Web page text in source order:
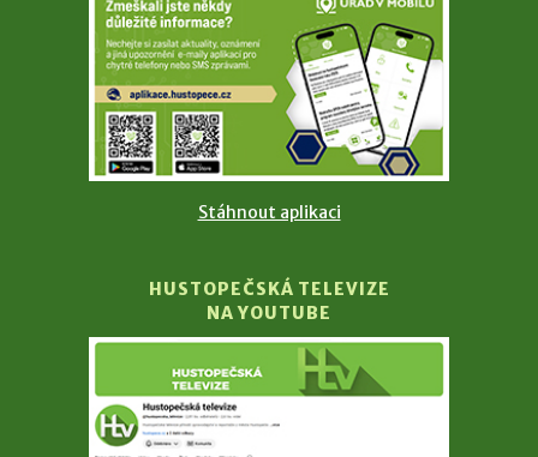
Stáhnout aplikaci
HUSTOPEČSKÁ TELEVIZE
NA YOUTUBE